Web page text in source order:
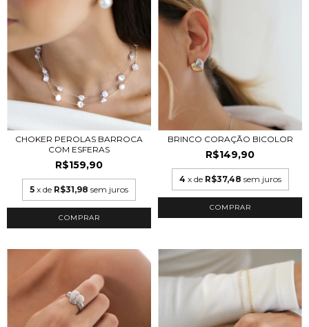
CHOKER PEROLAS BARROCA
COM ESFERAS
R$159,90
5 x de R$31,98 sem juros
COMPRAR
BRINCO CORAÇÃO BICOLOR
R$149,90
4 x de R$37,48 sem juros